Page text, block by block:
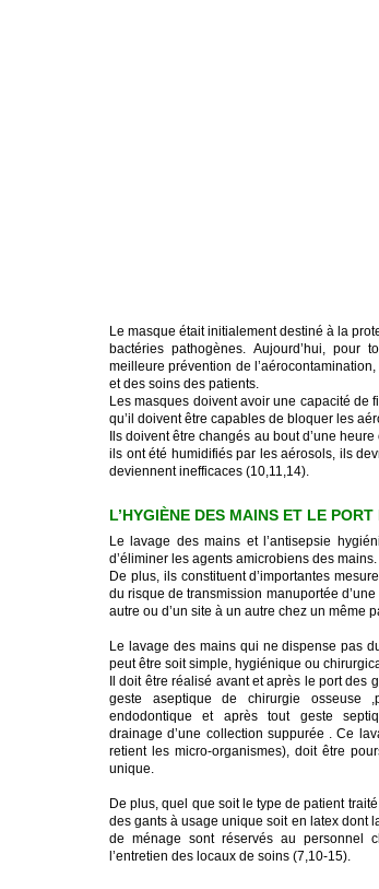
Le masque était initialement destiné à la
bactéries pathogènes. Aujourd’hui, pour
meilleure prévention de
et des soins des patients.
Les masques doivent avoir une capacité de
qu’il doivent être capables de bloquer les
Ils doivent être changés au bout d’une
ils ont été humidifiés par les aérosols, ils
deviennent inefficaces (10,11,14).
L’HYGIÈNE DES MAINS ET LE
Le lavage des mains et l’antisepsie
d’éliminer les agents amicrobiens des mains.
De plus, ils constituent d’importantes
du risque de transmission manuportée
autre ou d’un site à un autre chez un même
Le lavage des mains qui ne dispense pas
peut être soit simple, hygiénique ou
Il doit être réalisé avant et après le port des
geste aseptique de chirurgie osseuse
endodontique et après tout geste
drainage d’une collection suppurée . Ce
retient les micro-organismes), doit être
unique.
De plus, quel que soit le type de patient
des gants à usage unique soit en latex dont
de ménage sont réservés au personnel
l’entretien des locaux de soins (7,10-15).